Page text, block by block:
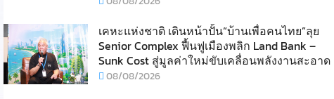
เคหะแห่งชาติ เดินหน้าปั้น“บ้านเพื่อคนไทย”ลุย
Senior Complex ฟื้นฟูเมืองพลิก Land Bank –
Sunk Cost สู่มูลค่าใหม่ขับเคลื่อนพลังงานสะอาด
08/08/2026